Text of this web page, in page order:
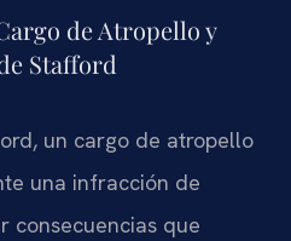
de Atropello y
Stafford
un cargo de atropello
una infracción de
consecuencias que